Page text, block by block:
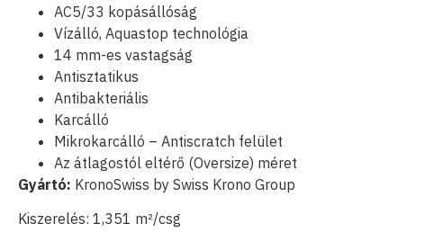
AC5/33 kopásállóság
Vízálló, Aquastop technológia
14 mm-es vastagság
Antisztatikus
Antibakteriális
Karcálló
Mikrokarcálló – Antiscratch felület
Az átlagostól eltérő (Oversize) méret
Gyártó: KronoSwiss by Swiss Krono Group
Kiszerelés: 1,351 m²/csg